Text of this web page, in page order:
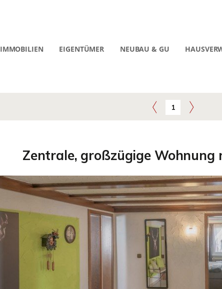
IMMOBILIEN EIGENTÜMER NEUBAU & GU
1
Zentrale, großzügige Wohnung